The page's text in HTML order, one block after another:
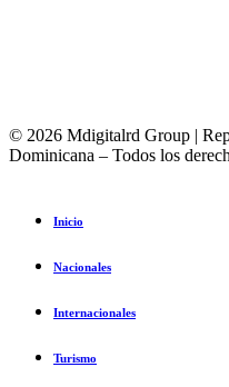
© 2026 Mdigitalrd Group |
Dominicana – Todos los
Inicio
Nacionales
Internacionales
Turismo